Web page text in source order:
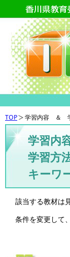
TOP 学習内容 ＆
学習内
学習方
キーワ
該当する教材は
条件を変更して